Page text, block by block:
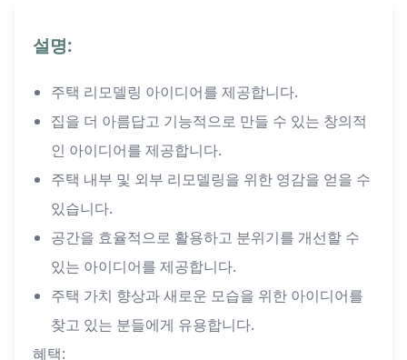
설명:
주택 리모델링 아이디어를 제공합니다.
집을 더 아름답고 기능적으로 만들 수 있는 창의적
인 아이디어를 제공합니다.
주택 내부 및 외부 리모델링을 위한 영감을 얻을 수
있습니다.
공간을 효율적으로 활용하고 분위기를 개선할 수
있는 아이디어를 제공합니다.
주택 가치 향상과 새로운 모습을 위한 아이디어를
찾고 있는 분들에게 유용합니다.
혜택: